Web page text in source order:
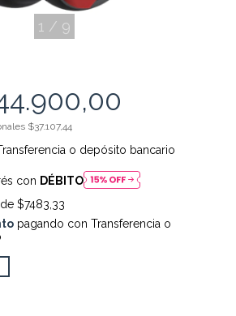
1 / 9
$37.107,44
o depósito bancario
con DÉBITO
de $7483,33
pagando con Transferencia o